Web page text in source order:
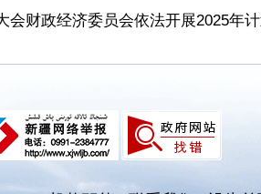
会财政经济委员会依法开展2025年